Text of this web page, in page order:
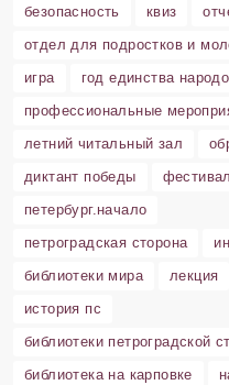
безопасность
квиз
отдел для подростков и
игра
год единства
профессиональные
летний читальный зал
диктант победы
петербург.начало
петроградская сторона
библиотеки мира
лекция
история пс
библиотеки петроградской
библиотека на карповке